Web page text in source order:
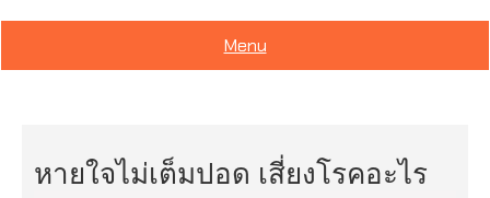
Menu
หายใจไม่เต็มปอด เสี่ยงโรคอะไร